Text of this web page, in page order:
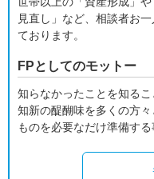
見直し」など、相談者お
ております。
FPとしてのモットー
知らなかったことを知るこ
知新の醍醐味を多くの方
ものを必要なだけ準備する